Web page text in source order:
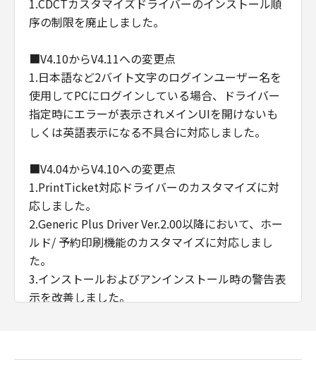
1.CDCTカスタマイズドライバーのインストール順
序の制限を廃止しました。
■V4.10からV4.11への変更点
1.日本語など2バイト文字のログインユーザー名を
使用してPCにログインしている場合、ドライバー
指定時にエラーが表示されメインUIを開けないも
しくは英語表示になる不具合に対応しました。
■V4.04からV4.10への変更点
1.PrintTicket対応ドライバーのカスタマイズに対
応しました。
2.Generic Plus Driver Ver.2.00以降において、ホー
ルド/ 予約印刷機能のカスタマイズに対応しまし
た。
3.インストールおよびアンインストール時の警告表
示を改善しました。